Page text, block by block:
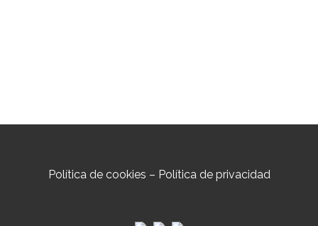
Política de cookies – Política de privacidad